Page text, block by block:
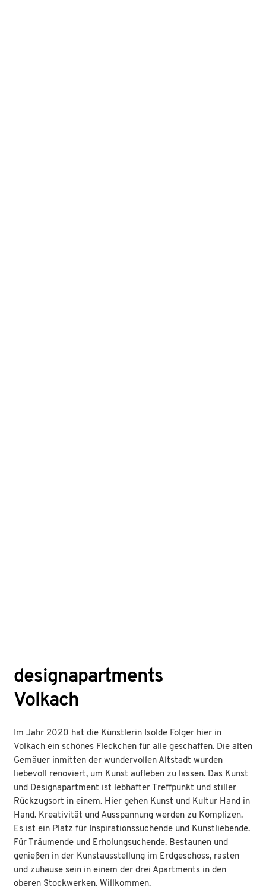
designapartments
Volkach
Im Jahr 2020 hat die Künstlerin Isolde Folger hier in
Volkach ein schönes Fleckchen für alle geschaffen. Die alten
Gemäuer inmitten der wundervollen Altstadt wurden
liebevoll renoviert, um Kunst aufleben zu lassen. Das Kunst
und Designapartment ist lebhafter Treffpunkt und stiller
Rückzugsort in einem. Hier gehen Kunst und Kultur Hand in
Hand. Kreativität und Ausspannung werden zu Komplizen.
Es ist ein Platz für Inspirationssuchende und Kunstliebende.
Für Träumende und Erholungsuchende. Bestaunen und
genießen in der Kunstausstellung im Erdgeschoss, rasten
und zuhause sein in einem der drei Apartments in den
oberen Stockwerken. Willkommen.